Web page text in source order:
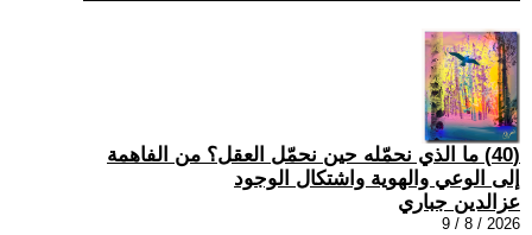
(40) ما الذي نحمّله حين نحمّل العقل؟ من الفاهمة
إلى الوعي والهوية واشتكال الوجود
عزالدين جباري
2026 / 8 / 9